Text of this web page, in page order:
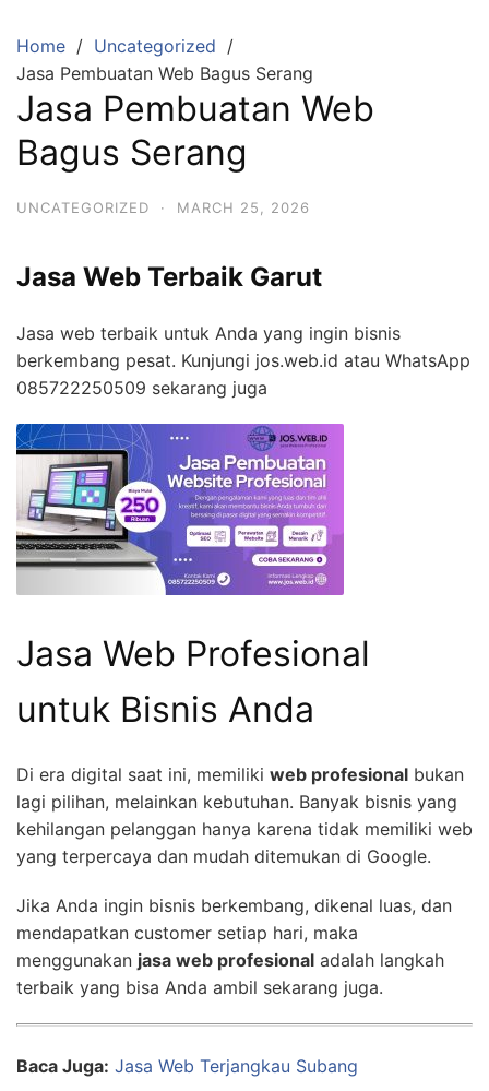
content
Home
Uncategorized
Jasa Pembuatan Web Bagus Serang
Jasa Pembuatan Web
Bagus Serang
UNCATEGORIZED · MARCH 25, 2026
Jasa Web Terbaik Garut
Jasa web terbaik untuk Anda yang ingin bisnis
berkembang pesat. Kunjungi jos.web.id atau WhatsApp
085722250509 sekarang juga
Jasa Web Profesional
untuk Bisnis Anda
Di era digital saat ini, memiliki web profesional bukan
lagi pilihan, melainkan kebutuhan. Banyak bisnis yang
kehilangan pelanggan hanya karena tidak memiliki web
yang terpercaya dan mudah ditemukan di Google.
Jika Anda ingin bisnis berkembang, dikenal luas, dan
mendapatkan customer setiap hari, maka
menggunakan jasa web profesional adalah langkah
terbaik yang bisa Anda ambil sekarang juga.
Baca Juga: Jasa Web Terjangkau Subang